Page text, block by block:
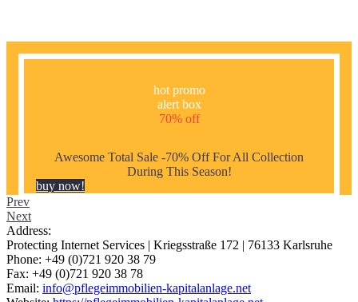
hot promo
alert box
70% off
Awesome Total Sale -70% Off For All Collection
During This Season!
buy now!
Prev
Next
Address:
Protecting Internet Services | Kriegsstraße 172 | 76133 Karlsruhe
Phone: +49 (0)721 920 38 79
Fax: +49 (0)721 920 38 78
Email: info@pflegeimmobilien-kapitalanlage.net